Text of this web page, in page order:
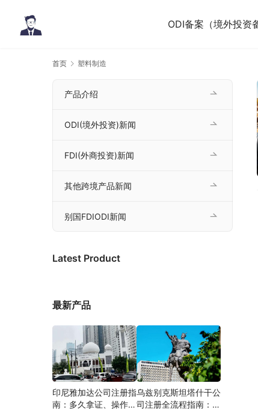
ODI备案（境外投资
首页 塑料制造
产品介绍
ODI(境外投资)新闻
FDI(外商投资)新闻
其他跨境产品新闻
别国FDIODI新闻
Latest Product
最新产品
印尼雅加达公司注册指
南：多久拿证、操作流
乌兹别克斯坦塔什干公
司注册全流程指南：从